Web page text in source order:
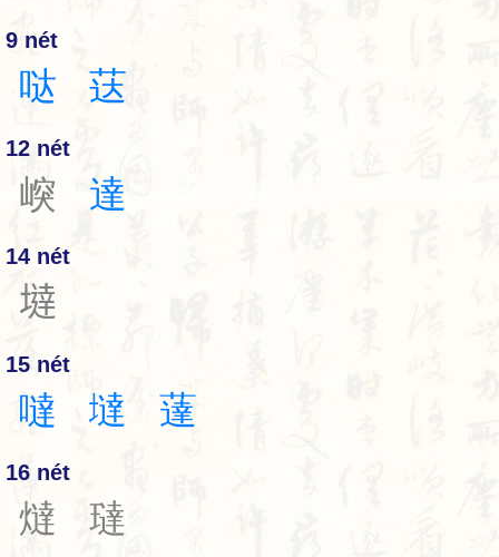
9 nét
哒 荙
12 nét
㟮 達
14 nét
𡐿
15 nét
噠 墶 薘
16 nét
燵 㼀